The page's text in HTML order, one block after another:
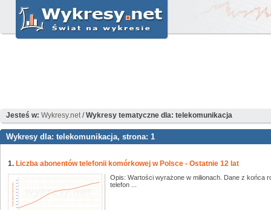
Jesteś w: Wykresy.net/Wykresy tematyczne dla: telekomunikacja
Wykresy dla: telekomunikacja, strona: 1
1. Liczba abonentów telefonii komórkowej w Polsce - Ostatnie 12 lat
Opis: Wartości wyrażone w milionach. Dane z końca
telefon ...